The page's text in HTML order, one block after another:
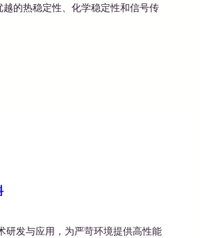
的热稳定性、化学稳定性和信号传
研发与应用，为严苛环境提供高性能